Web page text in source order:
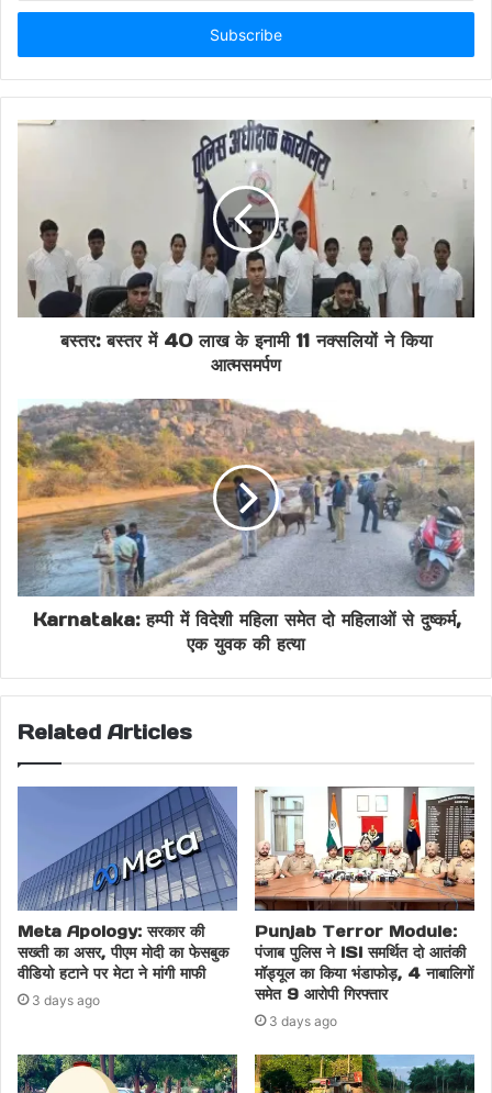
Cross Border Tension
Gujarat Border Alert
Gujarat Kutch Border
Harami Nala Infiltration
Illegal Border Crossing Illegal Entry India
India Pakistan Border
Indian Border Security
Infiltration Prevention
Kutch International Border
National Security Alert
Pakistan Intruder Caught
Pakistani Citizen Babbu Ali
Pakistani Infiltration Attempt
Security Forces Action
Sindh Resident Arrested
Sindh Sujawal District
Email
बस्तर: बस्तर में 40 लाख के इनामी 11 नक्सलियों ने किया
आत्मसमर्पण
Karnataka: हम्पी में विदेशी महिला समेत दो महिलाओं से दुष्कर्म,
एक युवक की हत्या
Related Articles
Meta Apology: सरकार की
सख्ती का असर, पीएम मोदी का फेसबुक
वीडियो हटाने पर मेटा ने मांगी माफी
3 days ago
Punjab Terror Module:
पंजाब पुलिस ने ISI समर्थित दो आतंकी
मॉड्यूल का किया भंडाफोड़, 4 नाबालिगों
समेत 9 आरोपी गिरफ्तार
3 days ago